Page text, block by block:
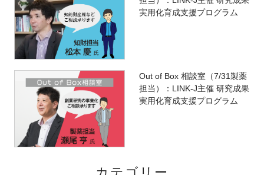
実用化育成支援プログラム
Out of Box 相談室（7/31製薬
担当）：LINK-J主催 研究成果
実用化育成支援プログラム